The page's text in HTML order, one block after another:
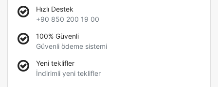
Hızlı Destek
+90 850 200 19 00
100% Güvenli
Güvenli ödeme sistemi
Yeni teklifler
İndirimli yeni teklifler